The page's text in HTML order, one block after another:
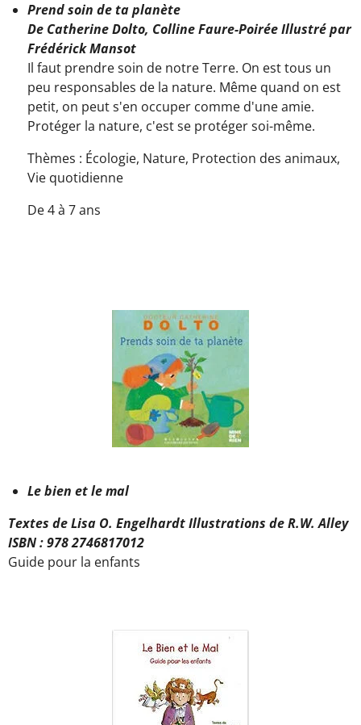
Prend soin de ta planète
De Catherine Dolto, Colline Faure-Poirée Illustré par
Frédérick Mansot
Il faut prendre soin de notre Terre. On est tous un
peu responsables de la nature. Même quand on est
petit, on peut s'en occuper comme d'une amie.
Protéger la nature, c'est se protéger soi-même.
Thèmes : Écologie, Nature, Protection des animaux,
Vie quotidienne
De 4 à 7 ans
Le bien et le mal
Textes de Lisa O. Engelhardt Illustrations de R.W. Alley
ISBN : 978 2746817012
Guide pour la enfants